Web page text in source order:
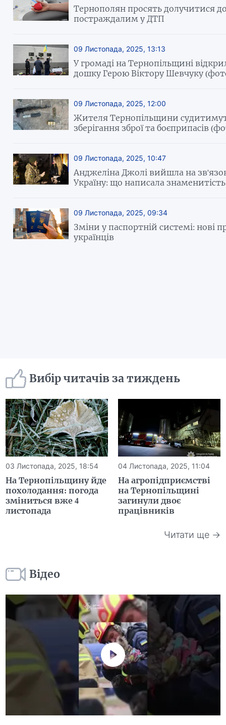
Тернополян просять долучитися до
постраждалим у ДТП
09 Листопада, 2025, 13:13
У громаді на Тернопільщині
дошку Герою Віктору Шевчуку
09 Листопада, 2025, 12:00
Жителя Тернопільщини
зберігання зброї та боєприпасів
09 Листопада, 2025, 10:47
Анджеліна Джолі вийшла на
Україну: що написала
09 Листопада, 2025, 09:34
Зміни у паспортній системі: нові
українців
Вибір читачів за тиждень
03 Листопада, 2025, 18:54
На Тернопільщину йде
похолодання: погода
зміниться вже 4
листопада
04 Листопада, 2025, 11:04
На агропідприємстві
на Тернопільщині
загинули двоє
працівників
Читати ще →
Відео